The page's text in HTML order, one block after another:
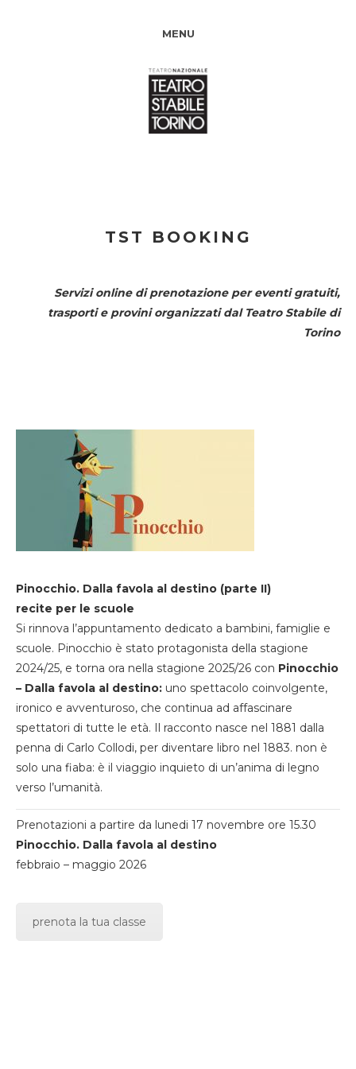
MENU
TST BOOKING
Servizi online di prenotazione per eventi gratuiti,
trasporti e provini organizzati dal Teatro Stabile di
Torino
Pinocchio. Dalla favola al destino (parte II)
recite per le scuole
Si rinnova l’appuntamento dedicato a bambini, famiglie e
scuole. Pinocchio è stato protagonista della stagione
2024/25, e torna ora nella stagione 2025/26 con Pinocchio
– Dalla favola al destino: uno spettacolo coinvolgente,
ironico e avventuroso, che continua ad affascinare
spettatori di tutte le età. Il racconto nasce nel 1881 dalla
penna di Carlo Collodi, per diventare libro nel 1883. non è
solo una fiaba: è il viaggio inquieto di un’anima di legno
verso l’umanità.
Prenotazioni a partire da lunedi 17 novembre ore 15.30
Pinocchio. Dalla favola al destino
febbraio – maggio 2026
prenota la tua classe